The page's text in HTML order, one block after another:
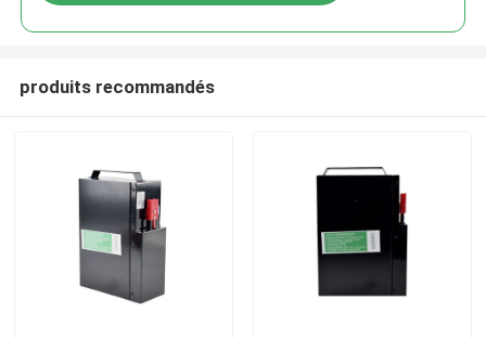
produits recommandés